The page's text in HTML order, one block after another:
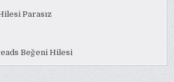
Parasız
Beğeni Hilesi